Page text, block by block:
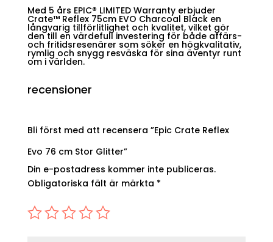
Med 5 års EPIC® LIMITED Warranty erbjuder
Crate™ Reflex 75cm EVO Charcoal Black en
långvarig tillförlitlighet och kvalitet, vilket gör
den till en värdefull investering för både affärs-
och fritidsresenärer som söker en högkvalitativ,
rymlig och snygg resväska för sina äventyr runt
om i världen.
recensioner
Bli först med att recensera ”Epic Crate Reflex
Evo 76 cm Stor Glitter”
Din e-postadress kommer inte publiceras.
Obligatoriska fält är märkta *